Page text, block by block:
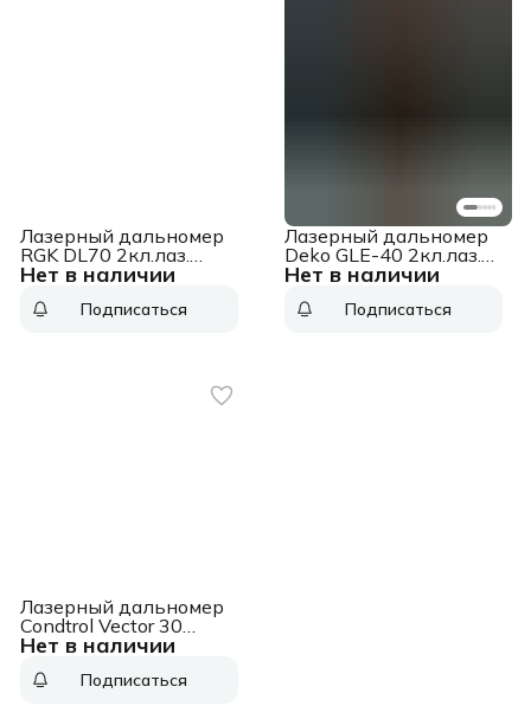
Нет в наличии
Лазерный дальномер
RGK DL70 2кл.лаз.
635нм цв.луч. красный
Подписаться
Нет в наличии
Лазерный дальномер
Deko GLE-40 2кл.лаз.
690нм (065-0240)
Подписаться
Нет в наличии
Лазерный дальномер
Condtrol Vector 30
2кл.лаз. 635нм (1-4-
Подписаться